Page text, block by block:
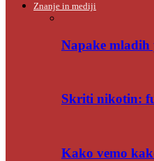
Znanje in mediji
Napake mladih
Skriti nikotin:
Kako vemo